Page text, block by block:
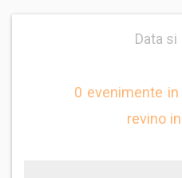
Data
0 evenimente
revino